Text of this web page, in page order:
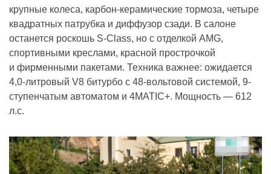
крупные колеса, карбон-керамические тормоза, четыре
квадратных патрубка и диффузор сзади. В салоне
останется роскошь S-Class, но с отделкой AMG,
спортивными креслами, красной прострочкой
и фирменными пакетами. Техника важнее: ожидается
4,0-литровый V8 битурбо с 48-вольтовой системой, 9-
ступенчатым автоматом и 4MATIC+. Мощность — 612
л.с.